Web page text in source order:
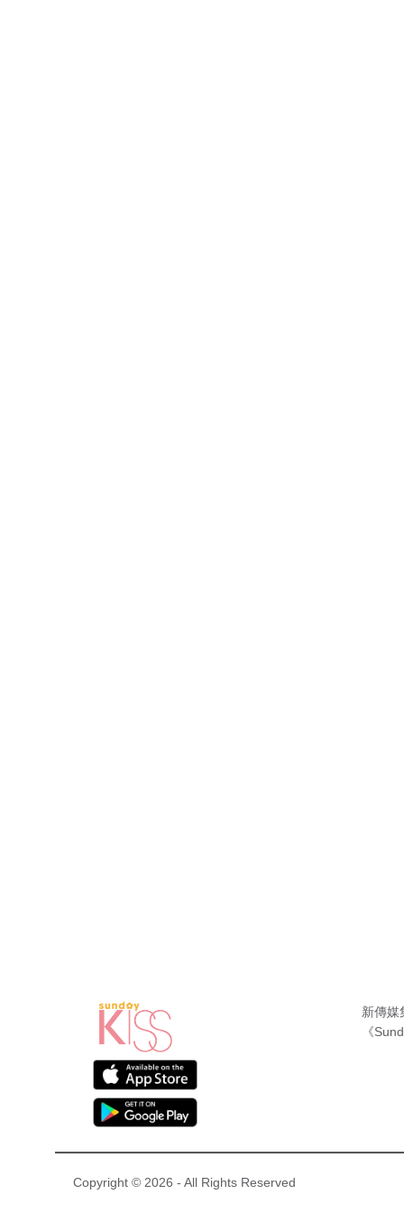
新傳媒
《
Copyright © 2026 - All Rights Reserved